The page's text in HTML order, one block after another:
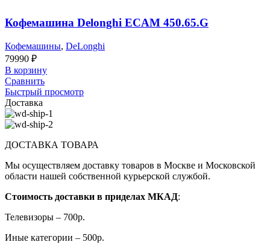
Кофемашина Delonghi ECAM 450.65.G
Кофемашины, DeLonghi
79990 ₽
В корзину
Сравнить
Быстрый просмотр
Доставка
ДОСТАВКА ТОВАРА
Мы осуществляем доставку товаров в Москве и Московской
области нашей собственной курьерской службой.
Стоимость доставки в приделах МКАД:
Телевизоры – 700р.
Иные категории – 500р.